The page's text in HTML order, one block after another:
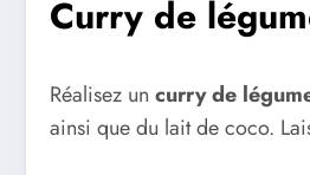
Curry de
Réalisez un curry de
ainsi que du lait de coco.